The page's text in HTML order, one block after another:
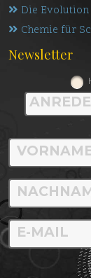
Die
Chemie für
Newsletter